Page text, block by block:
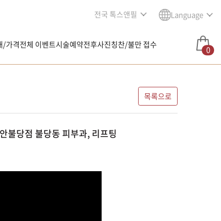
전국 톡스앤필 Language
/가격전체 이벤트시술예약전후사진칭찬/불만 접수 0
목록으로
불당점 불당동 피부과, 리프팅